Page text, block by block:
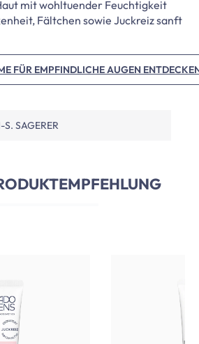
mit wohltuender Feuchtigkeit
Fältchen sowie Juckreiz sanft
FÜR EMPFINDLICHE AUGEN
S. SAGERER